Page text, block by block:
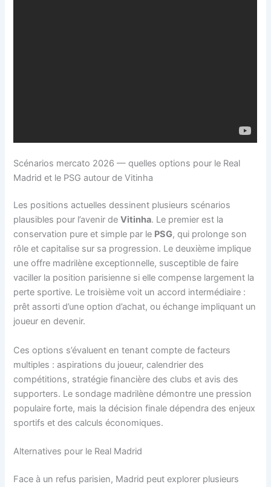
Scénarios mercato 2026 — quelles options pour le Real
Madrid et le PSG autour de Vitinha
Les positions actuelles dessinent plusieurs scénarios
plausibles pour l’avenir deVitinha. Le premier est la
conservation pure et simple par le PSG, qui prolonge son
rôle et capitalise sur sa progression. Le deuxième implique
une offre madrilène exceptionnelle, susceptible de faire
vaciller la position parisienne si elle compense largement la
perte sportive. Le troisième voit un accord intermédiaire :
prêt assorti d’une option d’achat, ou échange impliquant un
joueur en devenir.
Ces options s’évaluent en tenant compte de facteurs
multiples : aspirations du joueur, calendrier des
compétitions, stratégie financière des clubs et avis des
supporters. Le sondage madrilène démontre une pression
populaire forte, mais la décision finale dépendra des enjeux
sportifs et des calculs économiques.
Alternatives pour le Real Madrid
Face à un refus parisien, Madrid peut explorer plusieurs